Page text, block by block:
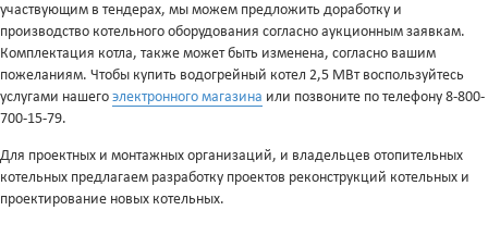
участвующим в тендерах, мы можем предложить доработку и
производство котельного оборудования согласно аукционным заявкам.
Комплектация котла, также может быть изменена, согласно вашим
пожеланиям. Чтобы купить водогрейный котел 2,5 МВт воспользуйтесь
услугами нашего электронного магазина или позвоните по телефону 8-800-
700-15-79.
Для проектных и монтажных организаций, и владельцев отопительных
котельных предлагаем разработку проектов реконструкций котельных и
проектирование новых котельных.